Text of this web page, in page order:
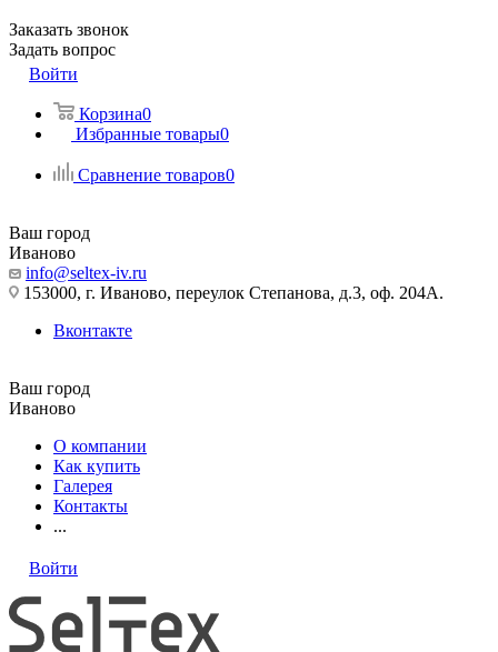
Заказать звонок
Задать вопрос
Войти
Корзина0
Избранные товары0
Сравнение товаров0
Ваш город
Иваново
info@seltex-iv.ru
153000, г. Иваново, переулок Степанова, д.3, оф. 204А.
Вконтакте
Ваш город
Иваново
О компании
Как купить
Галерея
Контакты
...
Войти